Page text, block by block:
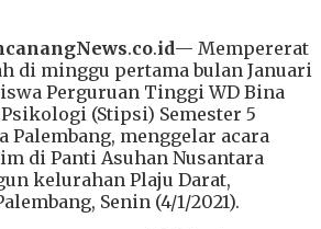
.co.id— Mempererat
di minggu pertama bulan Januari
Perguruan Tinggi WD Bina
(Stipsi) Semester 5
Palembang, menggelar acara
di Panti Asuhan Nusantara
kelurahan Plaju Darat,
Senin (4/1/2021).